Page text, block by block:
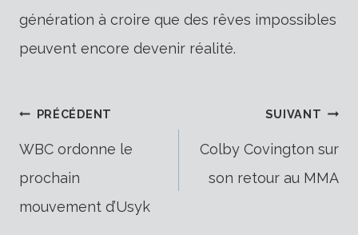
génération à croire que des rêves impossibles
peuvent encore devenir réalité.
Navigation
de
PRÉCÉDENT
WBC ordonne le
prochain
mouvement d’Usyk
SUIVANT
Colby Covington sur
son retour au MMA